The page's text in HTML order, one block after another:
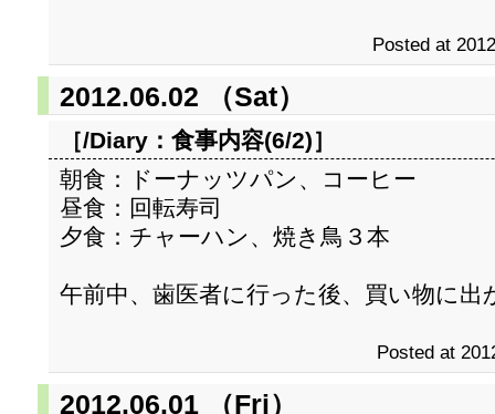
Posted at
2012.06.02 （Sat）
［/Diary： 食事内容(6/2)］
朝食：ドーナッツパン、コーヒー
昼食：回転寿司
夕食：チャーハン、焼き鳥３本
午前中、歯医者に行った後、買い物に出
Posted at
2012.06.01 （Fri）